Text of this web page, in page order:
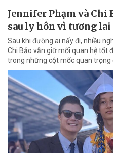
Jennifer Phạm và Chi
sau ly hôn vì tương
Sau khi đường ai nấy đi, nhiều
Chi Bảo vẫn giữ mối quan hệ tốt
trong những cột mốc quan trọng